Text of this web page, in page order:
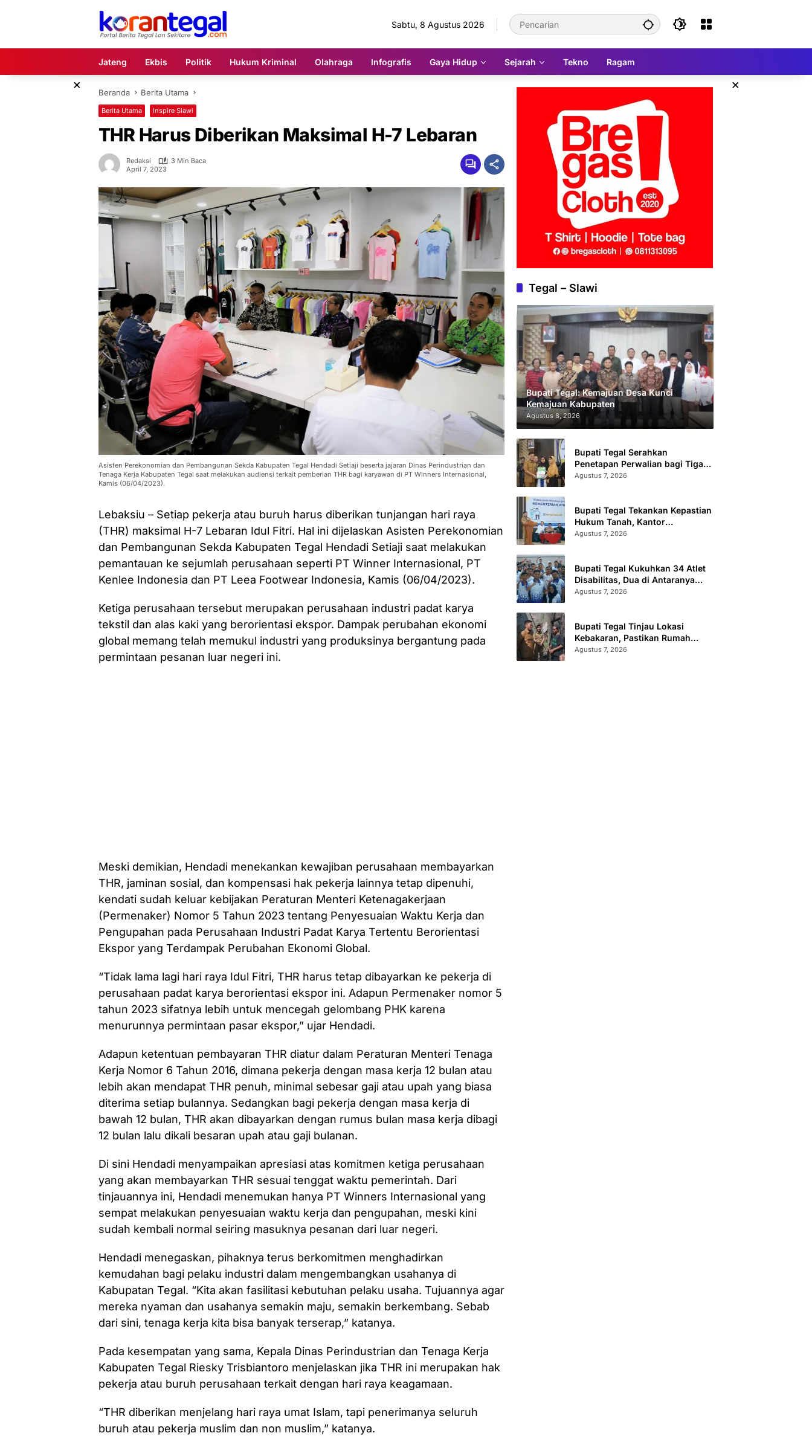
Sabtu, 8 Agustus 2026
Jateng Ekbis Politik Hukum Kriminal Olahraga Infografis Gaya Hidup Sejarah Tekno Ragam
× ×
Beranda Berita Utama
Berita Utama Inspire Slawi
THR Harus Diberikan Maksimal H-7 Lebaran
Redaksi
3 Min Baca
April 7, 2023
Asisten Perekonomian dan Pembangunan Sekda Kabupaten Tegal Hendadi Setiaji beserta jajaran Dinas Perindustrian dan
Tenaga Kerja Kabupaten Tegal saat melakukan audiensi terkait pemberian THR bagi karyawan di PT Winners Internasional,
Kamis (06/04/2023).
Lebaksiu – Setiap pekerja atau buruh harus diberikan tunjangan hari raya
(THR) maksimal H-7 Lebaran Idul Fitri. Hal ini dijelaskan Asisten Perekonomian
dan Pembangunan Sekda Kabupaten Tegal Hendadi Setiaji saat melakukan
pemantauan ke sejumlah perusahaan seperti PT Winner Internasional, PT
Kenlee Indonesia dan PT Leea Footwear Indonesia, Kamis (06/04/2023).
Ketiga perusahaan tersebut merupakan perusahaan industri padat karya
tekstil dan alas kaki yang berorientasi ekspor. Dampak perubahan ekonomi
global memang telah memukul industri yang produksinya bergantung pada
permintaan pesanan luar negeri ini.
Meski demikian, Hendadi menekankan kewajiban perusahaan membayarkan
THR, jaminan sosial, dan kompensasi hak pekerja lainnya tetap dipenuhi,
kendati sudah keluar kebijakan Peraturan Menteri Ketenagakerjaan
(Permenaker) Nomor 5 Tahun 2023 tentang Penyesuaian Waktu Kerja dan
Pengupahan pada Perusahaan Industri Padat Karya Tertentu Berorientasi
Ekspor yang Terdampak Perubahan Ekonomi Global.
“Tidak lama lagi hari raya Idul Fitri, THR harus tetap dibayarkan ke pekerja di
perusahaan padat karya berorientasi ekspor ini. Adapun Permenaker nomor 5
tahun 2023 sifatnya lebih untuk mencegah gelombang PHK karena
menurunnya permintaan pasar ekspor,” ujar Hendadi.
Adapun ketentuan pembayaran THR diatur dalam Peraturan Menteri Tenaga
Kerja Nomor 6 Tahun 2016, dimana pekerja dengan masa kerja 12 bulan atau
lebih akan mendapat THR penuh, minimal sebesar gaji atau upah yang biasa
diterima setiap bulannya. Sedangkan bagi pekerja dengan masa kerja di
bawah 12 bulan, THR akan dibayarkan dengan rumus bulan masa kerja dibagi
12 bulan lalu dikali besaran upah atau gaji bulanan.
Di sini Hendadi menyampaikan apresiasi atas komitmen ketiga perusahaan
yang akan membayarkan THR sesuai tenggat waktu pemerintah. Dari
tinjauannya ini, Hendadi menemukan hanya PT Winners Internasional yang
sempat melakukan penyesuaian waktu kerja dan pengupahan, meski kini
sudah kembali normal seiring masuknya pesanan dari luar negeri.
Hendadi menegaskan, pihaknya terus berkomitmen menghadirkan
kemudahan bagi pelaku industri dalam mengembangkan usahanya di
Kabupatan Tegal. “Kita akan fasilitasi kebutuhan pelaku usaha. Tujuannya agar
mereka nyaman dan usahanya semakin maju, semakin berkembang. Sebab
dari sini, tenaga kerja kita bisa banyak terserap,” katanya.
Pada kesempatan yang sama, Kepala Dinas Perindustrian dan Tenaga Kerja
Kabupaten Tegal Riesky Trisbiantoro menjelaskan jika THR ini merupakan hak
pekerja atau buruh perusahaan terkait dengan hari raya keagamaan.
“THR diberikan menjelang hari raya umat Islam, tapi penerimanya seluruh
buruh atau pekerja muslim dan non muslim,” katanya.
Tegal – Slawi
Bupati Tegal: Kemajuan Desa Kunci
Kemajuan Kabupaten
Agustus 8, 2026
Bupati Tegal Serahkan
Penetapan Perwalian bagi Tiga
Anak LKSA
Agustus 7, 2026
Bupati Tegal Tekankan Kepastian
Hukum Tanah, Kantor
Pertanahan Catat 296.869
Agustus 7, 2026
Bupati Tegal Kukuhkan 34 Atlet
Disabilitas, Dua di Antaranya
Berlaga di Level Dunia
Agustus 7, 2026
Bupati Tegal Tinjau Lokasi
Kebakaran, Pastikan Rumah
Korban Diperbaiki
Agustus 7, 2026